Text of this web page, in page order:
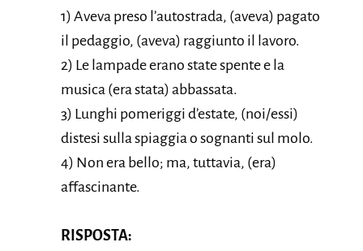
1) Aveva preso l’autostrada, (aveva) pagato
il pedaggio, (aveva) raggiunto il lavoro.
2) Le lampade erano state spente e la
musica (era stata) abbassata.
3) Lunghi pomeriggi d’estate, (noi/essi)
distesi sulla spiaggia o sognanti sul molo.
4) Non era bello; ma, tuttavia, (era)
affascinante.
RISPOSTA: